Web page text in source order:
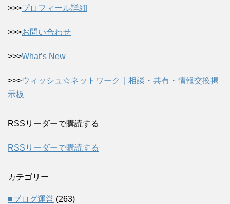
>>>プロフィール詳細
>>>お問い合わせ
>>>What’s New
>>>ウィッシュ☆ネットワーク｜相談・共有・情報交換掲
示板
RSSリーダーで購読する
RSSリーダーで購読する
カテゴリー
■ブログ運営 (263)